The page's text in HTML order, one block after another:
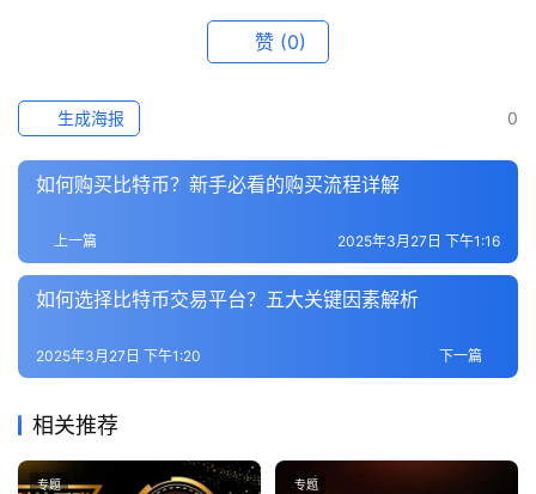
赞 (0)
0
生成海报
如何购买比特币？新手必看的购买流程详解
上一篇 2025年3月27日 下午1:16
如何选择比特币交易平台？五大关键因素解析
下一篇
2025年3月27日 下午1:20
相关推荐
专题 专题